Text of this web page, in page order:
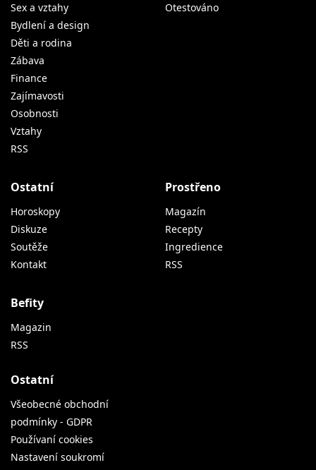
Sex a vztahy
Bydlení a design
Děti a rodina
Zábava
Finance
Zajímavosti
Osobnosti
Vztahy
RSS
Otestováno
Ostatní
Horoskopy
Diskuze
Soutěže
Kontakt
Prostřeno
Magazín
Recepty
Ingredience
RSS
Befity
Magazin
RSS
Ostatní
Všeobecné obchodní
podmínky - GDPR
Používaní cookies
Nastavení soukromí